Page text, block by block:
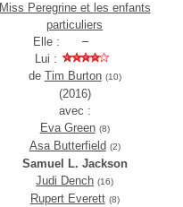
Miss Peregrine et les enfants
particuliers
Elle :
Lui :
de Tim Burton (10)
(2016)
avec :
Eva Green (8)
Asa Butterfield (2)
Samuel L. Jackson
Judi Dench (16)
Rupert Everett (8)